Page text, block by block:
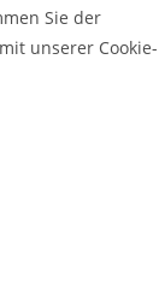
Sie der
unserer Cookie-